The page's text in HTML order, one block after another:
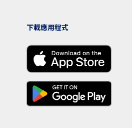
下載應用程式